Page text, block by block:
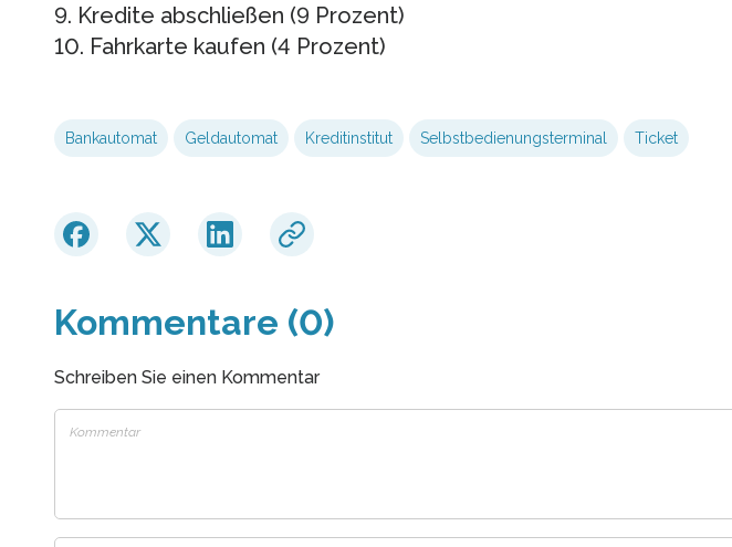
9. Kredite abschließen (9 Prozent)
10. Fahrkarte kaufen (4 Prozent)
Bankautomat Geldautomat Kreditinstitut Selbstbedienungsterminal Ticket
Kommentare (0)
Schreiben Sie einen Kommentar